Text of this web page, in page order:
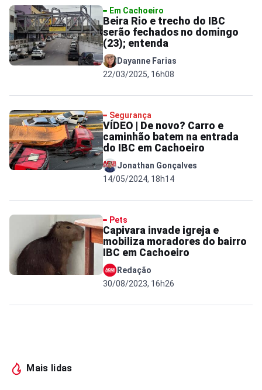
Em Cachoeiro
Beira Rio e trecho do IBC
serão fechados no domingo
(23); entenda
Dayanne Farias
22/03/2025, 16h08
Segurança
VÍDEO | De novo? Carro e
caminhão batem na entrada
do IBC em Cachoeiro
Jonathan Gonçalves
14/05/2024, 18h14
Pets
Capivara invade igreja e
mobiliza moradores do bairro
IBC em Cachoeiro
Redação
30/08/2023, 16h26
Mais lidas